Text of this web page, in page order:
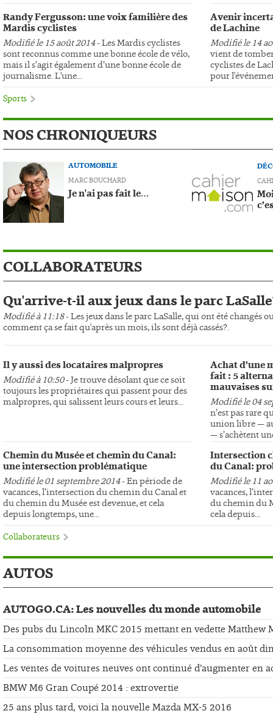
Randy Fergusson: une voix familière des
Mardis cyclistes
Modifié le 15 août 2014- Les Mardis cyclistes
sont reconnus comme une bonne école de vélo,
mais il s’agit également d’une bonne école de
journalisme. L'une...
Avenir
de Lachine
Modifié le 14
vient de
cyclistes de
pour
Sports
NOS CHRONIQUEURS
AUTOMOBILE
MARC BOUCHARD
Je n'ai pas fait le…
COLLABORATEURS
Qu'arrive-t-il aux jeux dans le parc
Modifié à 11:18- Les jeux dans le parc LaSalle, qui ont été changés
comment ça se fait qu'après un mois, ils sont déjà cassés?.
Il y aussi des locataires malpropres
Modifié à 10:50- Je trouve désolant que ce soit
toujours les propriétaires qui passent pour des
malpropres, qui salissent leurs cours et leurs...
Chemin du Musée et chemin du Canal:
une intersection problématique
Modifié le 01 septembre 2014- En période de
vacances, l’intersection du chemin du Canal et
du chemin du Musée est devenue, et cela
depuis longtemps, une...
Achat d’une
fait : 5
mauvaises
Modifié le 04
n’est pas rare
union libre —
— s’achètent
Intersection
du Canal:
Modifié le 11
vacances,
du chemin du
cela depuis...
Collaborateurs
AUTOS
AUTOGO.CA: Les nouvelles du monde automobile
Des pubs du Lincoln MKC 2015 mettant en vedette Matthew
La consommation moyenne des véhicules vendus en août
Les ventes de voitures neuves ont continué d’augmenter en
BMW M6 Gran Coupé 2014 : extrovertie
25 ans plus tard, voici la nouvelle Mazda MX-5 2016